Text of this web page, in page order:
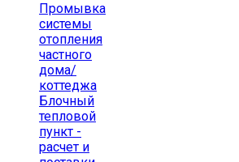
Промывка
системы
отопления
частного
дома/
коттеджа
Блочный
тепловой
пункт -
расчет и